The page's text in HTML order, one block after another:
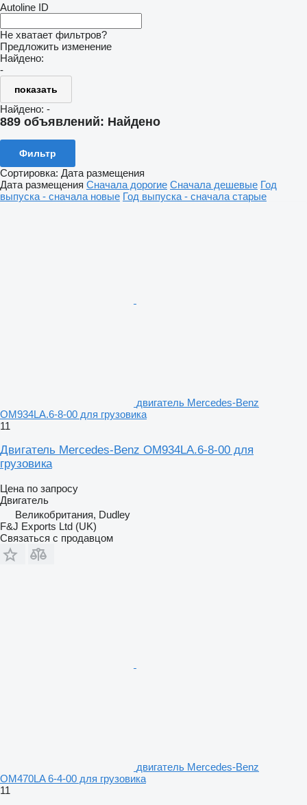
Autoline ID
Не хватает фильтров?
Предложить изменение
Найдено:
-
показать
Найдено: -
889 объявлений: Найдено
Фильтр
Сортировка: Дата размещения
Дата размещения Сначала дорогие Сначала дешевые Год
выпуска - сначала новые Год выпуска - сначала старые
двигатель Mercedes-Benz
OM934LA.6-8-00 для грузовика
11
Двигатель Mercedes-Benz OM934LA.6-8-00 для
грузовика
Цена по запросу
Двигатель
Великобритания, Dudley
F&J Exports Ltd (UK)
Связаться с продавцом
двигатель Mercedes-Benz
OM470LA 6-4-00 для грузовика
11